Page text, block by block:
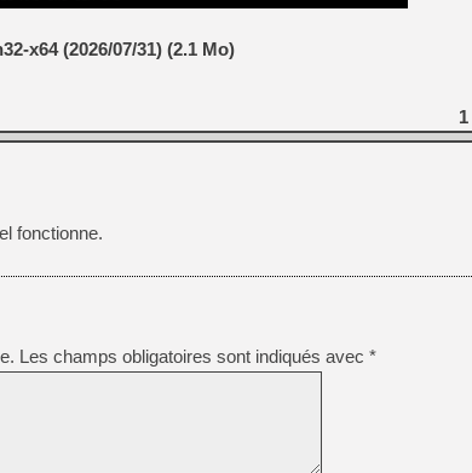
[GK] Beast of
[GK] Ubisoft : fin de partie
[GK] Mémoire cash -
[GK] Dan Houser (GTA)
[GK] Comment EA Sports
[GK] Crimson Moon : un
[GK] Isle of Reveries : le
[GK] Moonlighter 2 : The
[GK] Capcom relance
[Mo5] Deux inédits du
[GK] Le beat'em up The
[GK] Endless Legend 2 :
[LS] [PS5] Premiers
x64 (2026/07/31) (2.1 Mo)
1
fonctionne.
Les champs obligatoires sont indiqués avec *